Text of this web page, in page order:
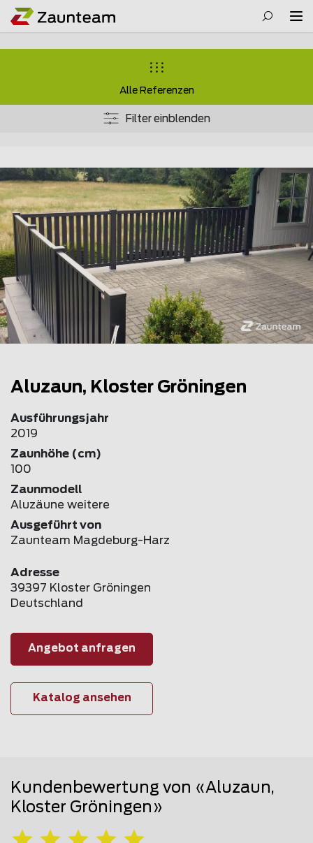
Alle Referenzen
Filter einblenden
Aluzaun, Kloster Gröningen
Ausführungsjahr
2019
Zaunhöhe (cm)
100
Zaunmodell
Aluzäune weitere
Ausgeführt von
Zaunteam Magdeburg-Harz
Adresse
39397 Kloster Gröningen
Deutschland
Angebot anfragen
Katalog ansehen
Kundenbewertung von «Aluzaun,
Kloster Gröningen»